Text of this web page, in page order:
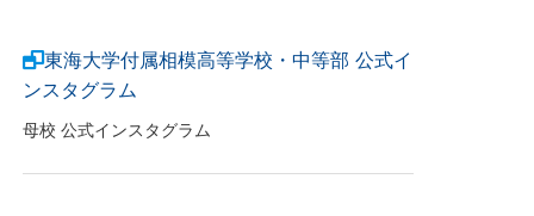
東海大学付属相模高等学校・中等部 公式イ
ンスタグラム
母校 公式インスタグラム